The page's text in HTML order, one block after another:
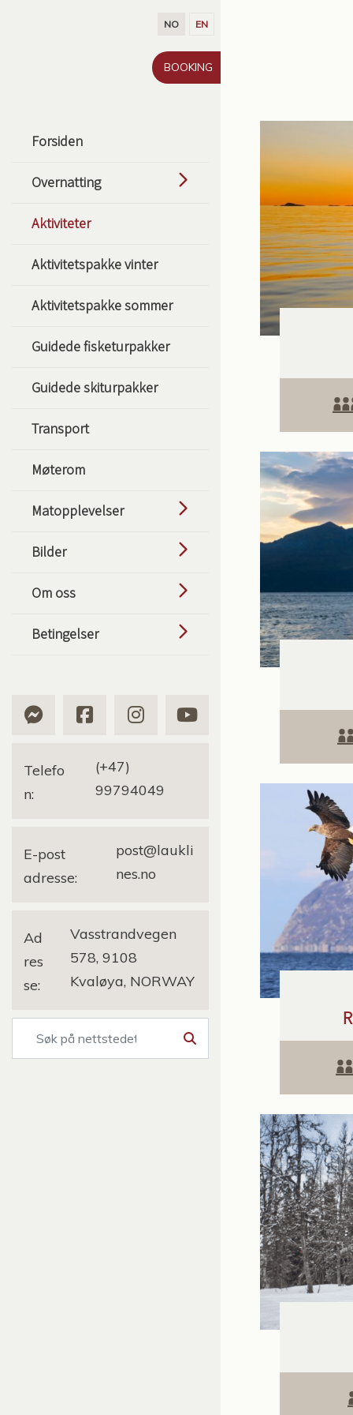
NO EN
BOOKING
Forsiden
Overnatting
Aktiviteter
Aktivitetspakke vinter
Aktivitetspakke sommer
Guidede fisketurpakker
Guidede skiturpakker
Transport
Møterom
Matopplevelser
Bilder
Om oss
Betingelser
Telefo
n:
(+47)
99794049
E-post
adresse:
post@laukli
nes.no
Ad
res
se:
Vasstrandvegen
578, 9108
Kvaløya, NORWAY
Søk